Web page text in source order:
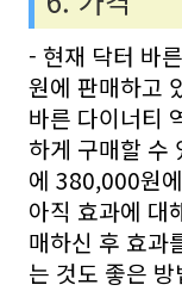
- 현재 닥터 바
원에 판매하고
바른 다이너티
하게 구매할 수
에 380,000원
아직 효과에 대
매하신 후 효과
는 것도 좋은